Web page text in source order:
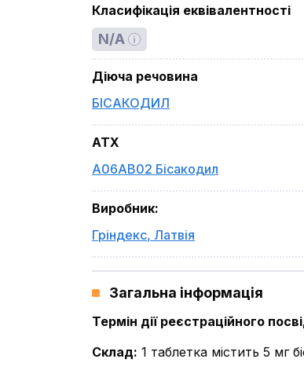
Класифікація еквівалентності
N/A
Діюча речовина
БІСАКОДИЛ
ATX
A06AB02 Бісакодил
Виробник:
Гріндекс, Латвія
Загальна інформація
Термін дії реєстраційного
Склад: 1 таблетка містить 5 мг